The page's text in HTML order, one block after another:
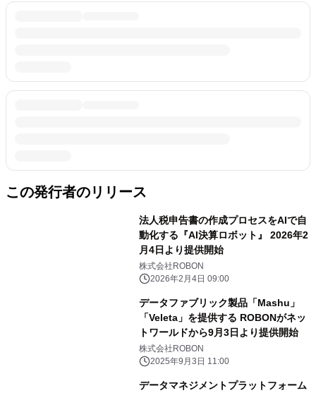
この発行者のリリース
法人税申告書の作成プロセスをAIで自
動化する『AI決算ロボット』 2026年2
月4日より提供開始
株式会社ROBON
2026年2月4日 09:00
データファブリック製品「Mashu」
「Veleta」を提供する ROBONがネッ
トワールドから9月3日より提供開始
株式会社ROBON
2025年9月3日 11:00
データマネジメントプラットフォーム